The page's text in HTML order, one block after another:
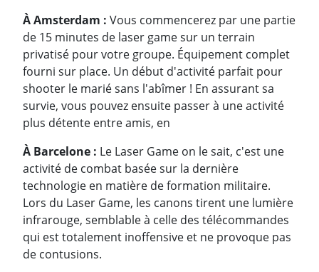
À Amsterdam : Vous commencerez par une partie
de 15 minutes de laser game sur un terrain
privatisé pour votre groupe. Équipement complet
fourni sur place. Un début d'activité parfait pour
shooter le marié sans l'abîmer ! En assurant sa
survie, vous pouvez ensuite passer à une activité
plus détente entre amis, en
À Barcelone : Le Laser Game on le sait, c'est une
activité de combat basée sur la dernière
technologie en matière de formation militaire.
Lors du Laser Game, les canons tirent une lumière
infrarouge, semblable à celle des télécommandes
qui est totalement inoffensive et ne provoque pas
de contusions.